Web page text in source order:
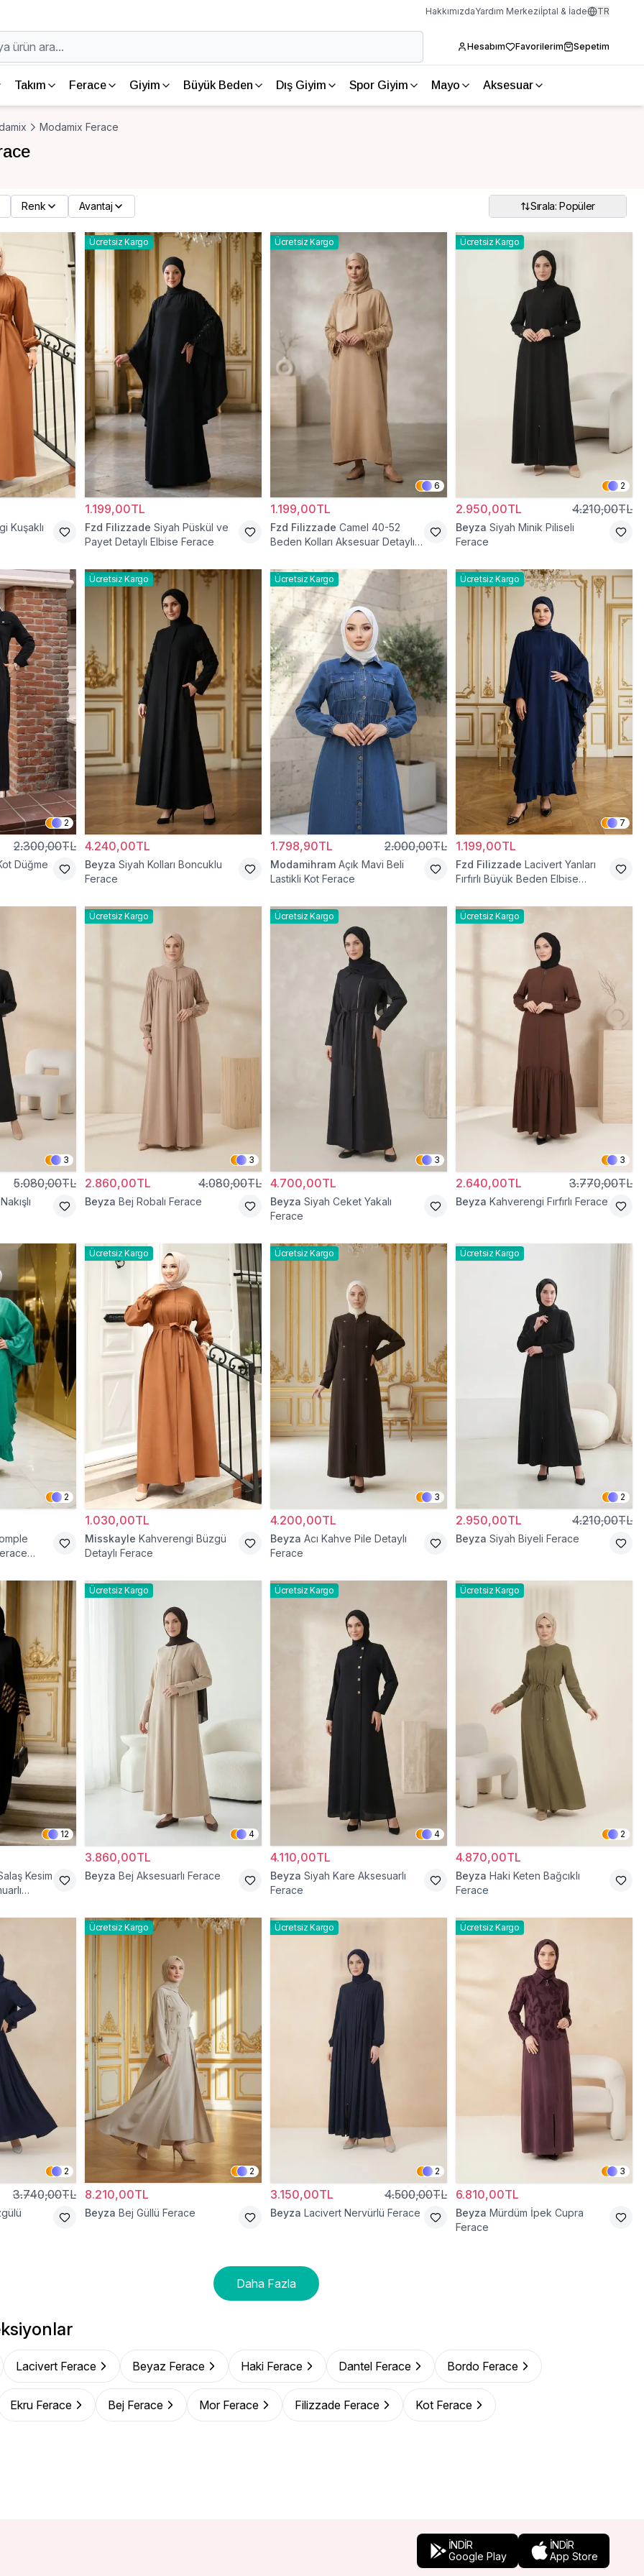
HakkımızdaYardım Merkeziİptal & İade TR
Hesabım Favorilerim Sepetim
Takım Ferace Giyim Büyük Beden Dış Giyim Spor Giyim Mayo Aksesuar
Modamix Ferace
Renk Avantaj Sırala: Popüler
Kuşaklı
Ücretsiz Kargo
1.199,00TL
Fzd Filizzade Siyah Püskül ve
Payet Detaylı Elbise Ferace
Ücretsiz Kargo
6
1.199,00TL
Fzd Filizzade Camel 40-52
Beden Kolları Aksesuar Detaylı
Ücretsiz Kargo
2
2.950,00TL 4.210,00TL
Beyza Siyah Minik Piliseli
Ferace
2
2.300,00TL
Düğme
Ücretsiz Kargo
4.240,00TL
Beyza Siyah Kolları Boncuklu
Ferace
Ücretsiz Kargo
1.798,90TL 2.000,00TL
Modamihram Açık Mavi Beli
Lastikli Kot Ferace
Ücretsiz Kargo
7
1.199,00TL
Fzd Filizzade Lacivert Yanları
Fırfırlı Büyük Beden Elbise
3
5.080,00TL
Ücretsiz Kargo
3
2.860,00TL 4.080,00TL
Beyza Bej Robalı Ferace
Ücretsiz Kargo
3
4.700,00TL
Beyza Siyah Ceket Yakalı
Ferace
Ücretsiz Kargo
3
2.640,00TL 3.770,00TL
Beyza Kahverengi Fırfırlı Ferace
2
Ücretsiz Kargo
1.030,00TL
Misskayle Kahverengi Büzgü
Detaylı Ferace
Ücretsiz Kargo
3
4.200,00TL
Beyza Acı Kahve Pile Detaylı
Ferace
Ücretsiz Kargo
2
2.950,00TL 4.210,00TL
Beyza Siyah Biyeli Ferace
12
Kesim
Ücretsiz Kargo
4
3.860,00TL
Beyza Bej Aksesuarlı Ferace
Ücretsiz Kargo
4
4.110,00TL
Beyza Siyah Kare Aksesuarlı
Ferace
Ücretsiz Kargo
2
4.870,00TL
Beyza Haki Keten Bağcıklı
Ferace
2
3.740,00TL
Ücretsiz Kargo
2
8.210,00TL
Beyza Bej Güllü Ferace
Ücretsiz Kargo
2
3.150,00TL 4.500,00TL
Beyza Lacivert Nervürlü Ferace
Ücretsiz Kargo
3
6.810,00TL
Beyza Mürdüm İpek Cupra
Ferace
Daha Fazla
Lacivert Ferace Beyaz Ferace Haki Ferace Dantel Ferace Bordo Ferace
Ekru Ferace Bej Ferace Mor Ferace Filizzade Ferace Kot Ferace
İNDİR
Google Play
İNDİR
App Store